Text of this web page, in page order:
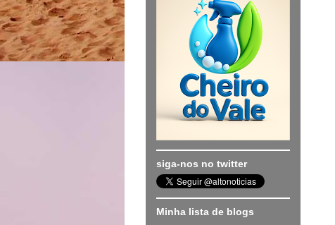
siga-nos no twitter
Minha lista de blogs